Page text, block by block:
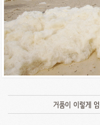
거품이 이렇게